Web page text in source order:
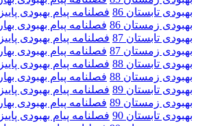
بهبودی تابستان 86
فصلنامه پیام بهبودی پاییز 86
بهبودی زمستان 86
فصلنامه پیام بهبودی بهار 87
بهبودی تابستان 87
فصلنامه پیام بهبودی پاییز 87
بهبودی زمستان 87
فصلنامه پیام بهبودی بهار 88
بهبودی تابستان 88
فصلنامه پیام بهبودی پاییز 88
بهبودی زمستان 88
فصلنامه پیام بهبودی بهار 89
بهبودی تابستان 89
فصلنامه پیام بهبودی پاییز 89
بهبودی زمستان 89
فصلنامه پیام بهبودی بهار 90
بهبودی تابستان 90
فصلنامه پیام بهبودی پاییز 90